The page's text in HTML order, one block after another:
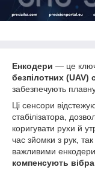
Енкодери — це
безпілотних (UAV)
забезпечують
Ці сенсори
стабілізатора,
коригувати рухи й
час зйомки з рук,
важливими енкодери
компенсують